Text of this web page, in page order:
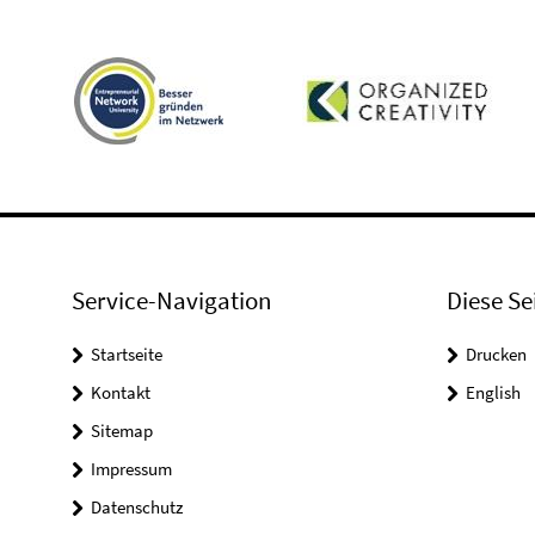
Service-Navigation
Startseite
Kontakt
Sitemap
Impressum
Datenschutz
Diese
Drucken
English